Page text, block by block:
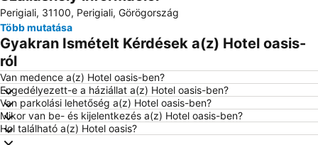
Port of Preveza
Lygia
Perigiali
Daily cruises from Lefkada
Dimotiko Stadio Leukadas ''Platwnas Grigoris''
Beach of Agios Ioannis
Agiofili
Traditional Settlement of Agios Ioannis
Skinos
Pefkoulia
Kathisma
Spilia Tou Papanicoli
Mytikas
Perigiali, 31100, Perigiali, Görögország
Több mutatása
Gyakran Ismételt Kérdések a(z) Hotel oasis-
ról
Van medence a(z) Hotel oasis-ben?
Engedélyezett-e a háziállat a(z) Hotel oasis-ben?
Van parkolási lehetőség a(z) Hotel oasis-ben?
Mikor van be- és kijelentkezés a(z) Hotel oasis-ben?
Hol található a(z) Hotel oasis?